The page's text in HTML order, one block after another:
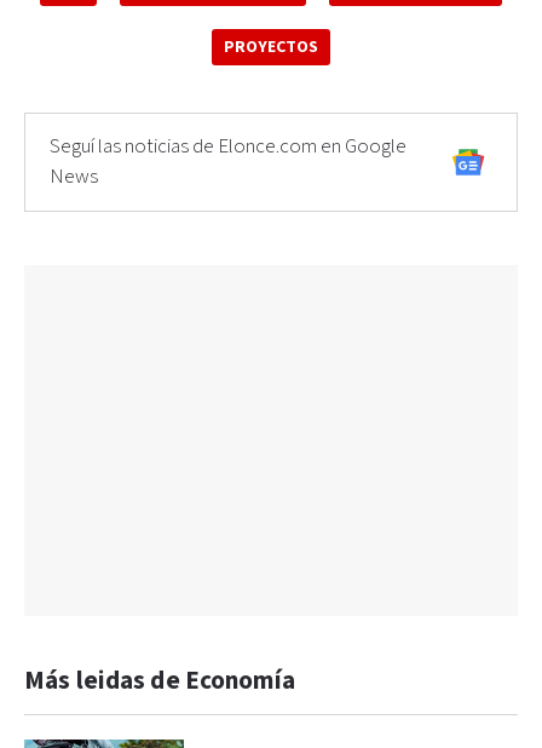
PROYECTOS
Seguí las noticias de Elonce.com en Google
News
Más leidas de Economía